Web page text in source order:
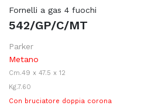
Fornelli a gas 4 fuochi
542/GP/C/MT
Parker
Metano
Cm.49 x 47.5 x 12
Kg.7.60
Con bruciatore doppia corona